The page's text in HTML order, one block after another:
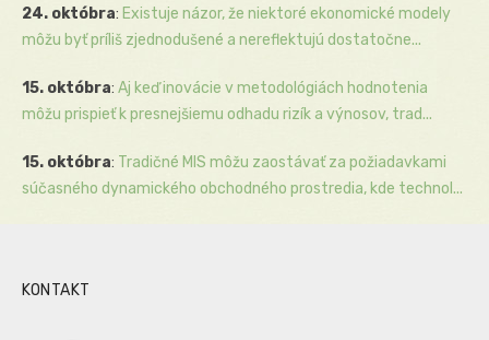
24. októbra: Existuje názor, že niektoré ekonomické modely
môžu byť príliš zjednodušené a nereflektujú dostatočne...
15. októbra: Aj keď inovácie v metodológiách hodnotenia
môžu prispieť k presnejšiemu odhadu rizík a výnosov, trad...
15. októbra: Tradičné MIS môžu zaostávať za požiadavkami
súčasného dynamického obchodného prostredia, kde technol...
KONTAKT